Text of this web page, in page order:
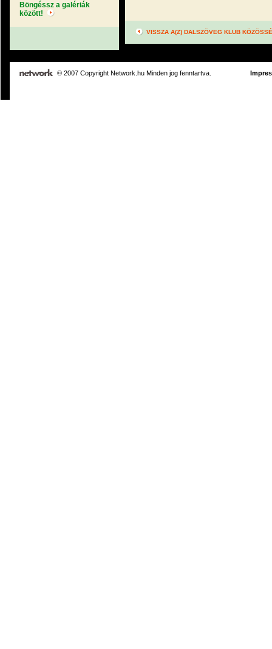
Böngéssz a galériák
között!
VISSZA A(Z) DALSZÖVEG KLUB
© 2007 Copyright Network.hu Minden jog fenntartva.